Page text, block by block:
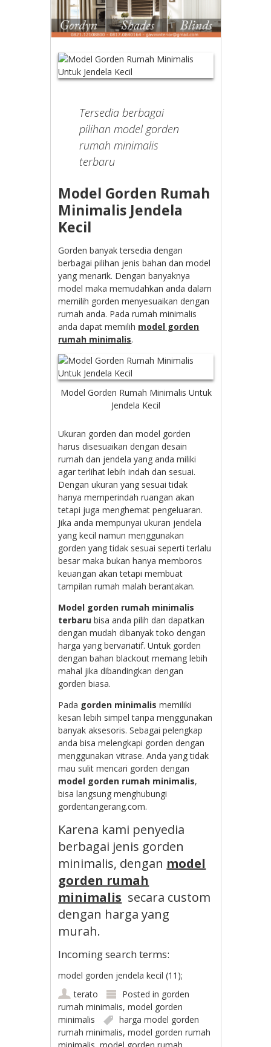
Tersedia berbagai
pilihan model gorden
rumah minimalis
terbaru
Model Gorden Rumah
Minimalis Jendela
Kecil
Gorden banyak tersedia dengan
berbagai pilihan jenis bahan dan model
yang menarik. Dengan banyaknya
model maka memudahkan anda dalam
memilih gorden menyesuaikan dengan
rumah anda. Pada rumah minimalis
anda dapat memilih model gorden
rumah minimalis.
Model Gorden Rumah Minimalis Untuk
Jendela Kecil
Ukuran gorden dan model gorden
harus disesuaikan dengan desain
rumah dan jendela yang anda miliki
agar terlihat lebih indah dan sesuai.
Dengan ukuran yang sesuai tidak
hanya memperindah ruangan akan
tetapi juga menghemat pengeluaran.
Jika anda mempunyai ukuran jendela
yang kecil namun menggunakan
gorden yang tidak sesuai seperti terlalu
besar maka bukan hanya memboros
keuangan akan tetapi membuat
tampilan rumah malah berantakan.
Model gorden rumah minimalis
terbaru bisa anda pilih dan dapatkan
dengan mudah dibanyak toko dengan
harga yang bervariatif. Untuk gorden
dengan bahan blackout memang lebih
mahal jika dibandingkan dengan
gorden biasa.
Pada gorden minimalis memiliki
kesan lebih simpel tanpa menggunakan
banyak aksesoris. Sebagai pelengkap
anda bisa melengkapi gorden dengan
menggunakan vitrase. Anda yang tidak
mau sulit mencari gorden dengan
model gorden rumah minimalis,
bisa langsung menghubungi
gordentangerang.com.
Karena kami penyedia
berbagai jenis gorden
minimalis, dengan model
gorden rumah
minimalis secara custom
dengan harga yang
murah.
Incoming search terms:
model gorden jendela kecil (11);
terato
Posted in gorden
rumah minimalis,model gorden
minimalis
harga model gorden
rumah minimalis,model gorden rumah